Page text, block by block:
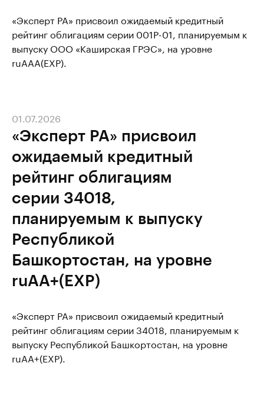
«Эксперт РА» присвоил ожидаемый кредитный
рейтинг облигациям серии 001P-01, планируемым к
выпуску ООО «Каширская ГРЭС», на уровне
ruAAA(EXP).
«Эксперт РА» присвоил
ожидаемый кредитный
рейтинг облигациям
серии 34018,
планируемым к выпуску
Республикой
Башкортостан, на уровне
ruAA+(EXP)
01.07.2026
«Эксперт РА» присвоил ожидаемый кредитный
рейтинг облигациям серии 34018, планируемым к
выпуску Республикой Башкортостан, на уровне
ruAA+(EXP).